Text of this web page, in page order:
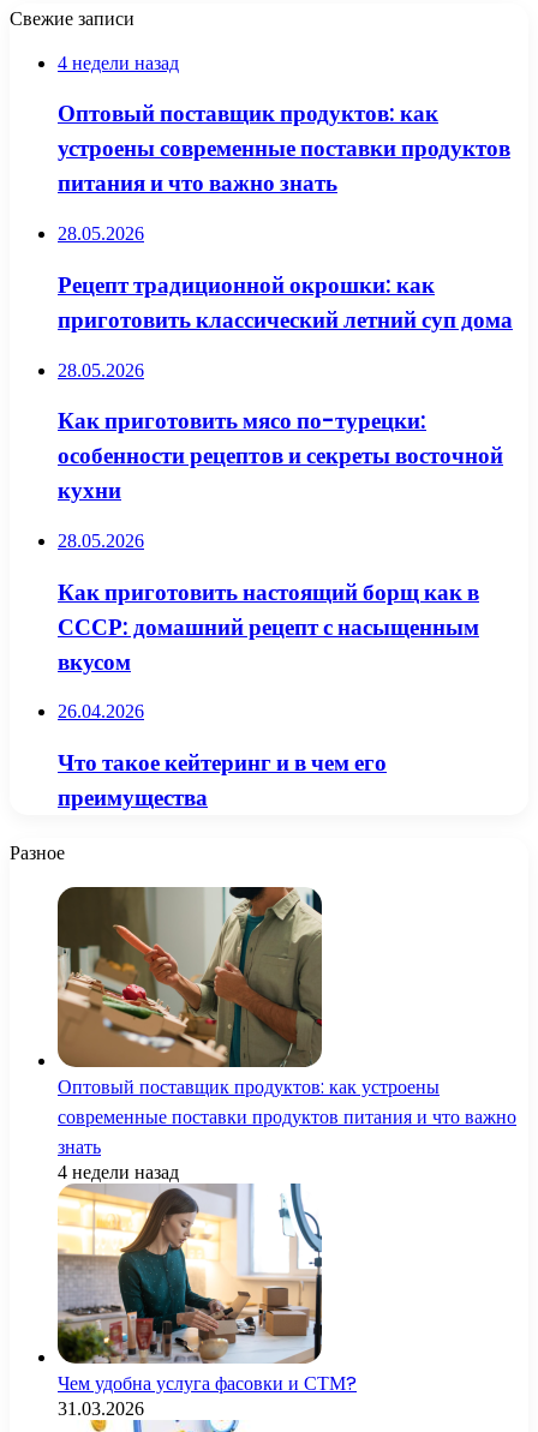
Свежие записи
4 недели назад
Оптовый поставщик продуктов: как
устроены современные поставки продуктов
питания и что важно знать
28.05.2026
Рецепт традиционной окрошки: как
приготовить классический летний суп дома
28.05.2026
Как приготовить мясо по-турецки:
особенности рецептов и секреты восточной
кухни
28.05.2026
Как приготовить настоящий борщ как в
СССР: домашний рецепт с насыщенным
вкусом
26.04.2026
Что такое кейтеринг и в чем его
преимущества
Разное
Оптовый поставщик продуктов: как устроены
современные поставки продуктов питания и что важно
знать
4 недели назад
Чем удобна услуга фасовки и СТМ?
31.03.2026